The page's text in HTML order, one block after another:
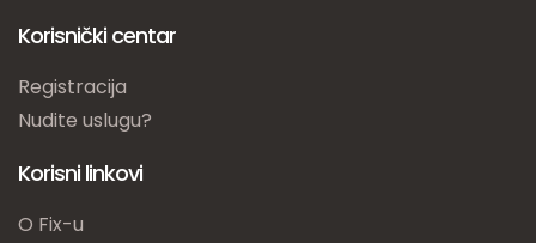
Korisnički centar
Registracija
Nudite uslugu?
Korisni linkovi
O Fix-u